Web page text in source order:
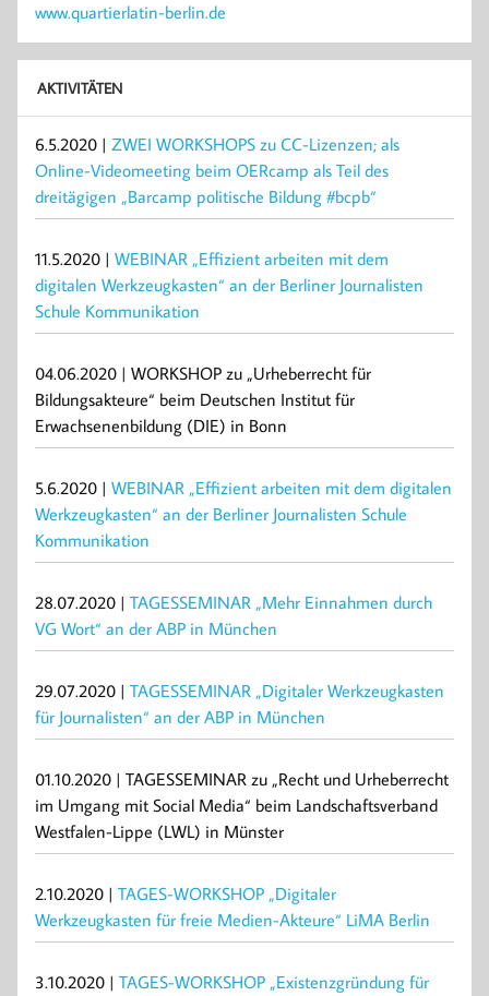
www.quartierlatin-berlin.de
AKTIVITÄTEN
6.5.2020 | ZWEI WORKSHOPS zu CC-Lizenzen; als
Online-Videomeeting beim OERcamp als Teil des
dreitägigen „Barcamp politische Bildung #bcpb“
11.5.2020 | WEBINAR „Effizient arbeiten mit dem
digitalen Werkzeugkasten“ an der Berliner Journalisten
Schule Kommunikation
04.06.2020 | WORKSHOP zu „Urheberrecht für
Bildungsakteure“ beim Deutschen Institut für
Erwachsenenbildung (DIE) in Bonn
5.6.2020 | WEBINAR „Effizient arbeiten mit dem digitalen
Werkzeugkasten“ an der Berliner Journalisten Schule
Kommunikation
28.07.2020 | TAGESSEMINAR „Mehr Einnahmen durch
VG Wort“ an der ABP in München
29.07.2020 | TAGESSEMINAR „Digitaler Werkzeugkasten
für Journalisten“ an der ABP in München
01.10.2020 | TAGESSEMINAR zu „Recht und Urheberrecht
im Umgang mit Social Media“ beim Landschaftsverband
Westfalen-Lippe (LWL) in Münster
2.10.2020 | TAGES-WORKSHOP „Digitaler
Werkzeugkasten für freie Medien-Akteure“ LiMA Berlin
3.10.2020 | TAGES-WORKSHOP „Existenzgründung für